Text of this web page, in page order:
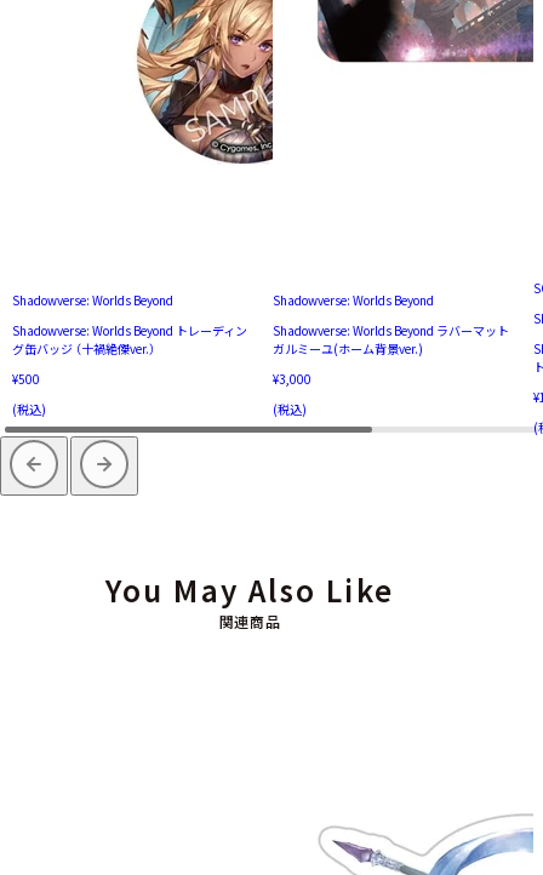
Shadowverse: Worlds Beyond
Shadowverse: Worlds Beyond トレーディン
グ缶バッジ （十禍絶傑ver.）
¥500
(税込)
Shadowverse: Worlds Beyond
Shadowverse: Worlds Beyond ラバーマット
ガルミーユ(ホーム背景ver.)
¥3,000
(税込)
(
関連商品
You May Also Like